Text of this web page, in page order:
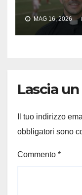
MAG 16, 2026
Lascia
Il tuo indirizzo
obbligatori sono
Commento *